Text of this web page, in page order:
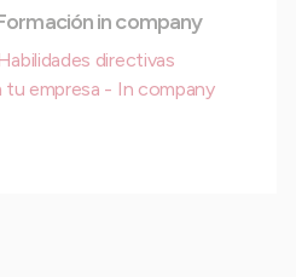
in company
Habilidades directivas
tu empresa - In company